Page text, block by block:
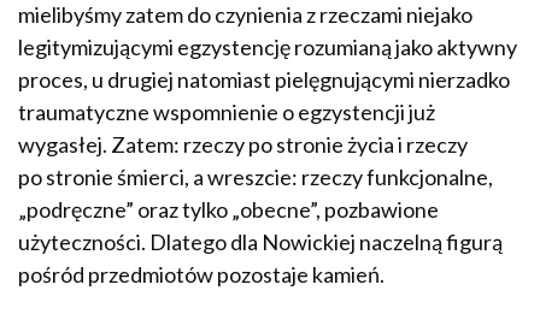
mielibyśmy zatem do czynienia z rzeczami niejako
legitymizującymi egzystencję rozumianą jako aktywny
proces, u drugiej natomiast pielęgnującymi nierzadko
traumatyczne wspomnienie o egzystencji już
wygasłej. Zatem: rzeczy po stronie życia i rzeczy
po stronie śmierci, a wreszcie: rzeczy funkcjonalne,
„podręczne” oraz tylko „obecne”, pozbawione
użyteczności. Dlatego dla Nowickiej naczelną figurą
pośród przedmiotów pozostaje kamień.